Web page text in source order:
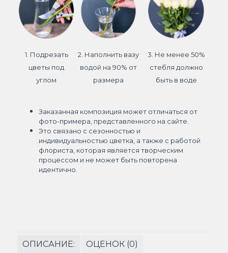
1. Подрезать
цветы под
углом
2. Наполнить вазу
водой на 90% от
размера
3. Не менее 50%
стебля должно
быть в воде
Заказанная композиция может отличаться от
фото-примера, представленного на сайте.
Это связано с сезонностью и
индивидуальностью цветка, а также с работой
флориста, которая является творческим
процессом и не может быть повторена
идентично.
ОПИСАНИЕ:
ОЦЕНОК (0)